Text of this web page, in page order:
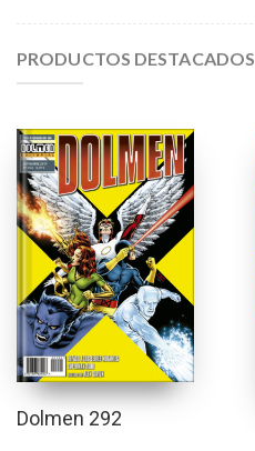
PRODUCTOS DESTACADOS
Dolmen 292